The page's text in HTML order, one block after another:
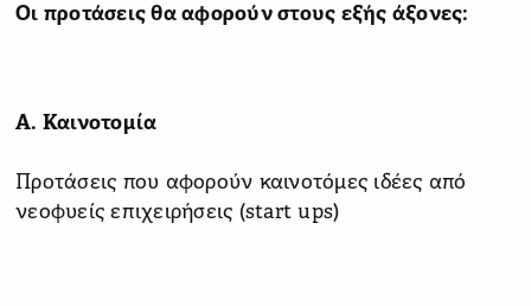
Οι προτάσεις θα αφορούν στους εξής άξονες:
Α. Καινοτομία
Προτάσεις που αφορούν καινοτόμες ιδέες από
νεοφυείς επιχειρήσεις (start ups)